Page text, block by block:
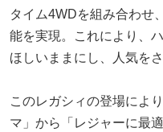
タイム4WDを組み合わせ
能を実現。これにより、
ほしいままにし、人気を
このレガシィの登場によ
マ」から「レジャーに最